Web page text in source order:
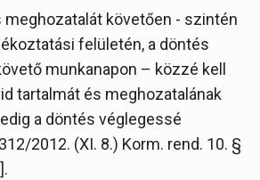
meghozatalát követően - szintén
felületén, a döntés
munkanapon – közzé kell
tartalmát és meghozatalának
a döntés véglegessé
2012. (XI. 8.) Korm. rend. 10. §